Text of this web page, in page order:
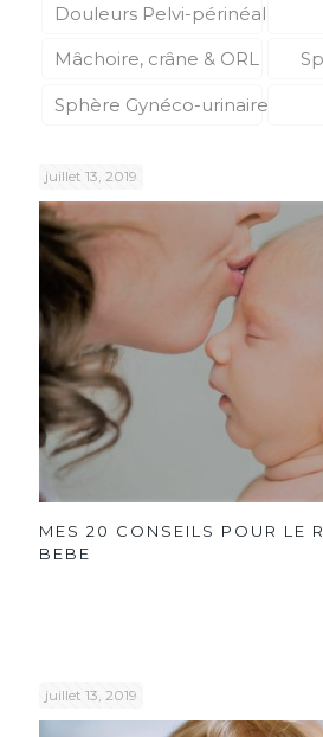
Douleurs Pelvi-périnéales
Mâchoire, crâne & ORL
Sphère Gynéco-urinaire
juillet 13, 2019
MES 20 CONSEILS POUR LE
BEBE
juillet 13, 2019